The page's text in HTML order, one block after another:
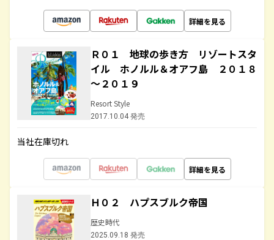
詳細を見る
Ｒ０１ 地球の歩き方 リゾートスタ
イル ホノルル＆オアフ島 ２０１８
～２０１９
Resort Style
2017.10.04 発売
当社在庫切れ
詳細を見る
Ｈ０２ ハプスブルク帝国
歴史時代
2025.09.18 発売